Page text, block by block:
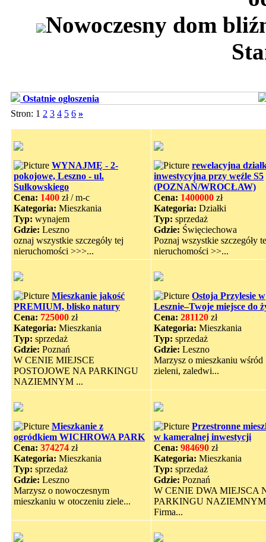
Nowoczesny dom
Ostatnie ogłoszenia
Stron: 1 2 3 4 5 6 »
WYNAJMĘ - 2-
pokojowe, Leszno - ul.
Sułkowskiego
Cena: 1400 zł / m-c
Kategoria: Mieszkania
Typ: wynajem
Gdzie: Leszno
oznaj wszystkie szczegóły tej
nieruchomości >>>...
rewelacyjna
inwestycyjna przy węźle S5
(POZNAŃ/WROCŁAW)
Cena: 1400000 zł
Kategoria: Działki
Typ: sprzedaż
Gdzie: Święciechowa
Poznaj wszystkie szczegóły
nieruchomości >>...
Mieszkanie jakość
PREMIUM, blisko natury
Cena: 725000 zł
Kategoria: Mieszkania
Typ: sprzedaż
Gdzie: Poznań
W CENIE MIEJSCE
POSTOJOWE NA PARKINGU
NAZIEMNYM ...
Ostoja Przylesie w
Lesznie–Twoje miejsce do
Cena: 281120 zł
Kategoria: Mieszkania
Typ: sprzedaż
Gdzie: Leszno
Marzysz o mieszkaniu wśród
zieleni, zaledwi...
Mieszkanie z
ogródkiem WICHROWA PARK
Cena: 374274 zł
Kategoria: Mieszkania
Typ: sprzedaż
Gdzie: Leszno
Marzysz o nowoczesnym
mieszkaniu w otoczeniu ziele...
Przestronne
w kameralnej inwestycji
Cena: 984690 zł
Kategoria: Mieszkania
Typ: sprzedaż
Gdzie: Poznań
W CENIE DWA MIEJSCA
PARKINGU NAZIEMNYM
Firma...